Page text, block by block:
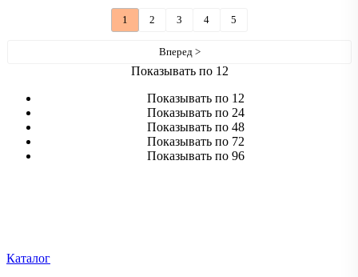
1 2 3 4 5
Вперед >
Показывать по 12
Показывать по 12
Показывать по 24
Показывать по 48
Показывать по 72
Показывать по 96
Каталог